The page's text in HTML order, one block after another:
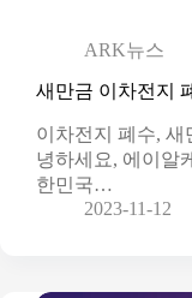
ARK뉴스
새만금 이차전지
이차전지 폐수,
녕하세요, 에이알
한민국…
2023-11-12